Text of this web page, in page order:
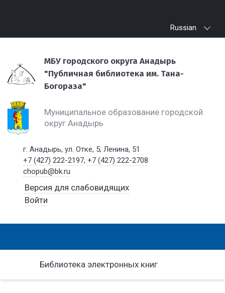
Russian
МБУ городского округа Анадырь
"Публичная библиотека им. Тана-
Богораза"
Муниципальное образование городской
округ Анадырь
г. Анадырь, ул. Отке, 5; Ленина, 51
+7 (427) 222-2197,+7 (427) 222-2708
chopub@bk.ru
Версия для слабовидящих
Войти
Библиотека электронных книг